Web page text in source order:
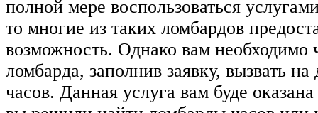
полной мере воспользоваться
то многие из таких ломбардов
возможность. Однако вам необходимо
ломбарда, заполнив заявку, вызвать
часов. Данная услуга вам буде